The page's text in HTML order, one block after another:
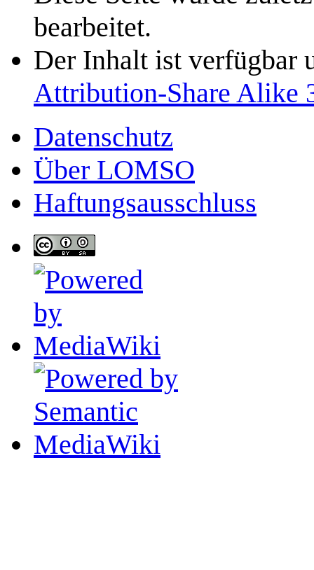
bearbeitet.
Der Inhalt ist verfügbar
Attribution-Share Alike
Datenschutz
Über LOMSO
Haftungsausschluss